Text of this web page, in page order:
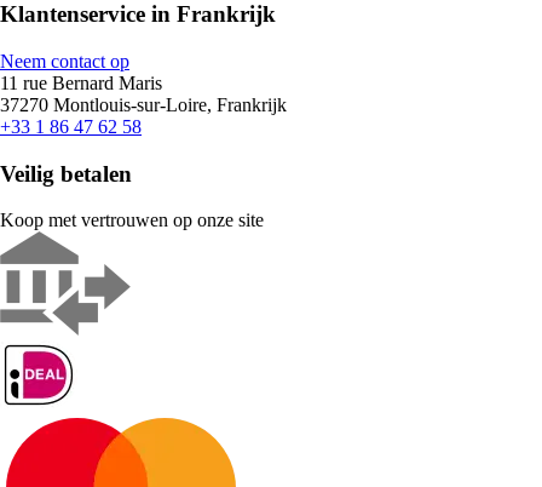
Klantenservice in Frankrijk
Neem contact op
11 rue Bernard Maris
37270 Montlouis-sur-Loire, Frankrijk
+33 1 86 47 62 58
Veilig betalen
Koop met vertrouwen op onze site